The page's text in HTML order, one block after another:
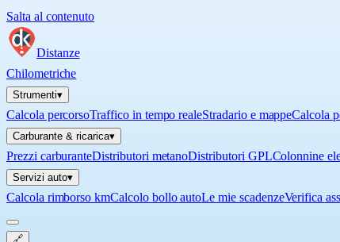
Salta al contenuto
Distanze
Chilometriche
Strumenti▾
Calcola percorsoTraffico in tempo realeStradario e mappeCalcola
Carburante & ricarica▾
Prezzi carburanteDistributori metanoDistributori GPLColonnine
Servizi auto▾
Calcola rimborso kmCalcolo bollo autoLe mie scadenzeVerifica
🔗